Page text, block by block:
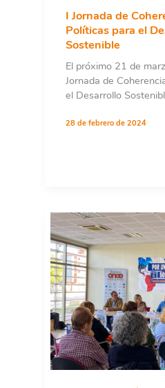
I Jornada de
Políticas para el
Sostenible
El próximo 21 de
Jornada de
el Desarrollo
28 de febrero de 2024